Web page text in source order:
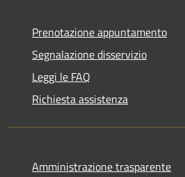
Prenotazione appuntamento
Segnalazione disservizio
Leggi le FAQ
Richiesta assistenza
Amministrazione trasparente